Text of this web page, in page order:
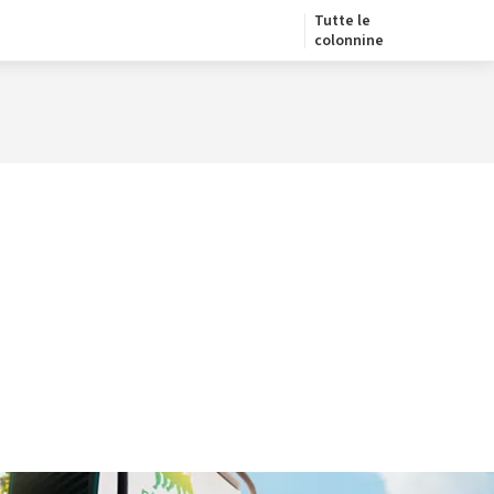
Tutte le
colonnine